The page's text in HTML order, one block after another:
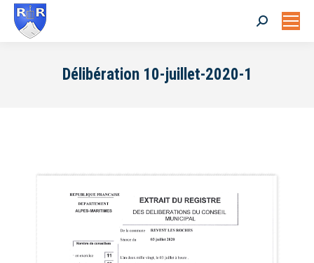
Search:
Délibération 10-juillet-2020-1